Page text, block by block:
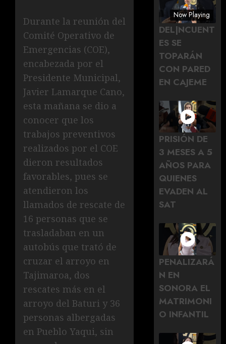
Durante la reunión del
Comité Operativo de
Emergencias (COE),
encabezada por el
Presidente Municipal,
Javier Lamarque Cano,
esta mañana se dio a
conocer que los
trabajos preventivos
realizados por el COE
dieron resultados
favorables, pues se
atendieron los
llamados de rescate de
16 personas que se
trasladaban en un
autobús que trató de
cruzar el arroyo en
Tajimaroa, dos
rescates más en el
arroyo del Baturi y 36
personas albergadas
en Pueblo Yaqui, sin
Now Playing
DEL|NCUENT
ES SE
TOPARÁN
CON PARED
EN CAJEME
PRISIÓN DE
3 MESES A 5
AÑOS PARA
QUIENES
EVADEN AL
SAT
PENALIZARÁ
N EN
SONORA EL
MATRIMONI
O INFANTIL